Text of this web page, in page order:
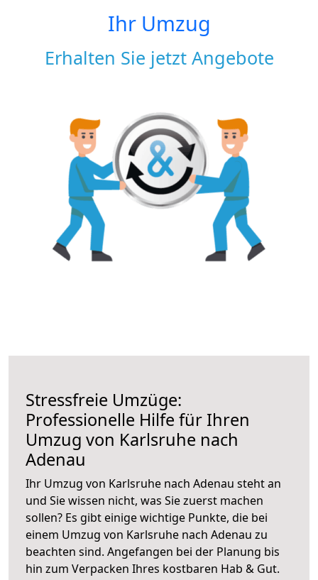
Ihr Umzug
Erhalten Sie jetzt Angebote
Stressfreie Umzüge:
Professionelle Hilfe für Ihren
Umzug von Karlsruhe nach
Adenau
Ihr Umzug von Karlsruhe nach Adenau steht an
und Sie wissen nicht, was Sie zuerst machen
sollen? Es gibt einige wichtige Punkte, die bei
einem Umzug von Karlsruhe nach Adenau zu
beachten sind. Angefangen bei der Planung bis
hin zum Verpacken Ihres kostbaren Hab & Gut.